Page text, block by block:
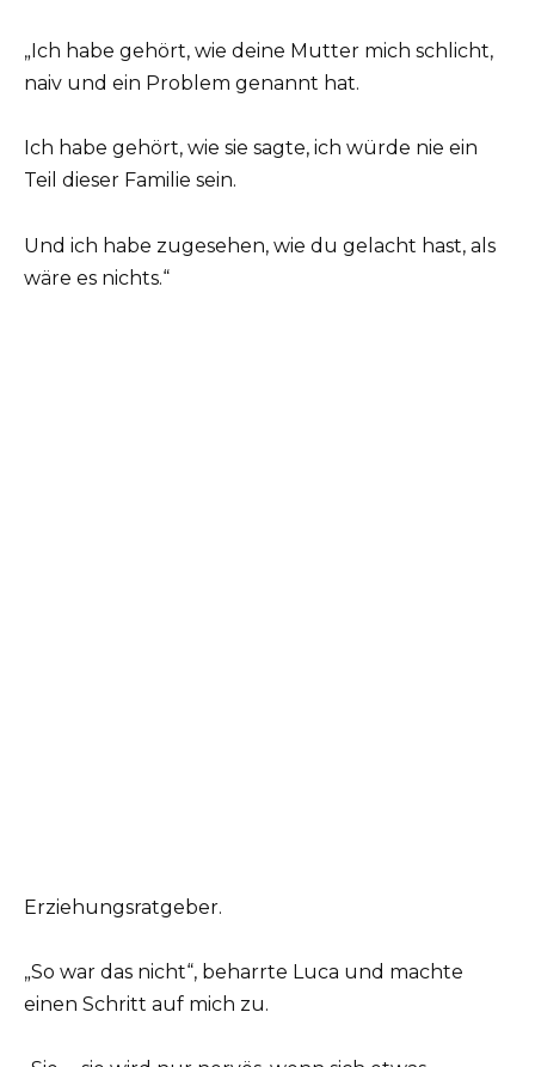
„Ich habe gehört, wie deine Mutter mich schlicht,
naiv und ein Problem genannt hat.
Ich habe gehört, wie sie sagte, ich würde nie ein
Teil dieser Familie sein.
Und ich habe zugesehen, wie du gelacht hast, als
wäre es nichts.“
Erziehungsratgeber.
„So war das nicht“, beharrte Luca und machte
einen Schritt auf mich zu.